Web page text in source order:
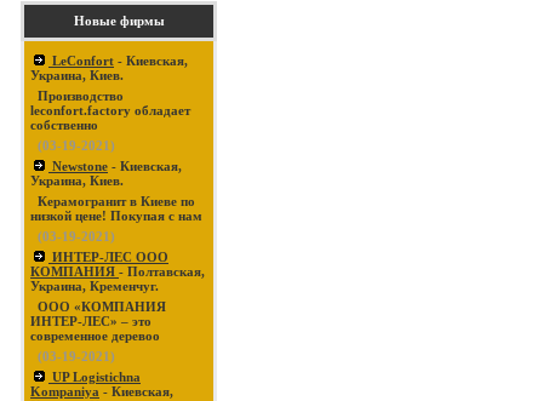
Новые фирмы
LeConfort - Киевская,
Украина, Киев.
Производство
leconfort.factory обладает
собственно
(03-19-2021)
Newstone - Киевская,
Украина, Киев.
Керамогранит в Киеве по
низкой цене! Покупая с нам
(03-19-2021)
ИНТЕР-ЛЕС ООО
КОМПАНИЯ - Полтавская,
Украина, Кременчуг.
ООО «КОМПАНИЯ
ИНТЕР-ЛЕС» – это
современное деревоо
(03-19-2021)
UP Logistichna
Kompaniya - Киевская,